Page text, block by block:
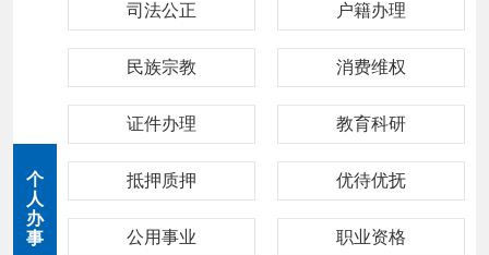
个
人
办
事
司法公正 户籍办理
民族宗教 消费维权
证件办理 教育科研
抵押质押 优待优抚
公用事业 职业资格